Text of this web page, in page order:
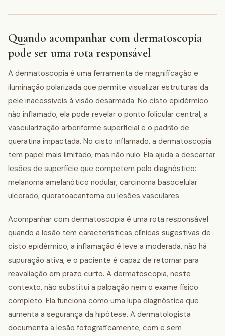
Quando acompanhar com dermatoscopia
pode ser uma rota responsável
A dermatoscopia é uma ferramenta de magnificação e
iluminação polarizada que permite visualizar estruturas da
pele inacessíveis à visão desarmada. No cisto epidérmico
não inflamado, ela pode revelar o ponto folicular central, a
vascularização arboriforme superficial e o padrão de
queratina impactada. No cisto inflamado, a dermatoscopia
tem papel mais limitado, mas não nulo. Ela ajuda a descartar
lesões de superfície que competem pelo diagnóstico:
melanoma amelanótico nodular, carcinoma basocelular
ulcerado, queratoacantoma ou lesões vasculares.
Acompanhar com dermatoscopia é uma rota responsável
quando a lesão tem características clínicas sugestivas de
cisto epidérmico, a inflamação é leve a moderada, não há
supuração ativa, e o paciente é capaz de retornar para
reavaliação em prazo curto. A dermatoscopia, neste
contexto, não substitui a palpação nem o exame físico
completo. Ela funciona como uma lupa diagnóstica que
aumenta a segurança da hipótese. A dermatologista
documenta a lesão fotograficamente, com e sem